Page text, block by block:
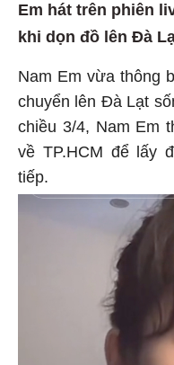
Em hát trên phiên
khi dọn đồ lên Đà
Nam Em vừa thông
chuyển lên Đà Lạt
chiều 3/4, Nam Em
về TP.HCM để lấy
tiếp.